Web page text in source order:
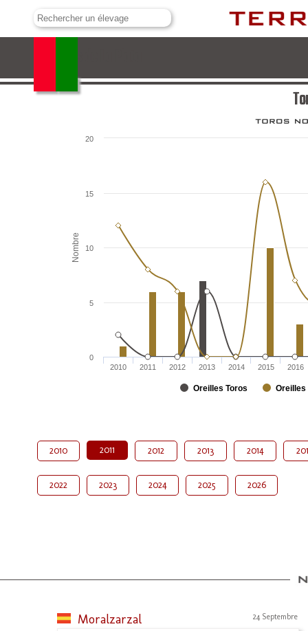
Nombre
Oreilles Toros Oreilles
2010 2011 2012 2013 2014 2015 2016
0
5
10
15
20
2010 2011 2012 2013 2014
2022 2023 2024 2025 2026
Moralzarzal 24 Septembre